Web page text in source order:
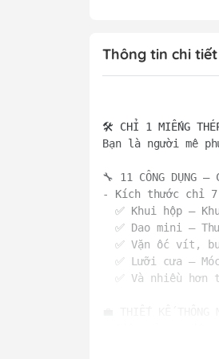
Thông tin chi tiết
🛠️ CHỈ 1 MIẾNG
Bạn là người mê
🔧 11 CÔNG DỤNG –
- Kích thước chỉ 7
✅ Khui hộp –
✅ Dao mini –
✅ Vặn ốc vít,
✅ Lưỡi cưa –
✅ Và nhiều hơn
- Siêu mỏng,
- Không lo rỉ sét